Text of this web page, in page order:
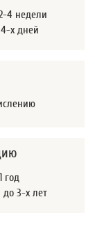
4 недели
х дней
год
до 3-х лет